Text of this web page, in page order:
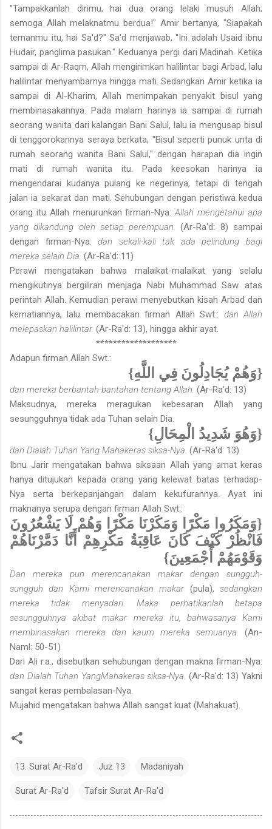
"Tampakkanlah dirimu, hai dua orang lelaki musuh Allah;
semoga Allah melaknatmu berdua!" Amir bertanya, "Siapakah
temanmu itu, hai Sa'd?" Sa'd menjawab, "Ini adalah Usaid ibnu
Hudair, panglima pasukan." Keduanya pergi dari Madinah. Ketika
sampai di Ar-Raqm, Allah mengirimkan halilintar bagi Arbad, lalu
halilintar menyambarnya hingga mati. Sedangkan Amir ketika ia
sampai di Al-Kharim, Allah menimpakan penyakit bisul yang
membinasakannya. Pada malam harinya ia sampai di rumah
seorang wanita dari kalangan Bani Salul, lalu ia mengusap bisul
di tenggorokannya seraya berkata, "Bisul seperti punuk unta di
rumah seorang wanita Bani Salul," dengan harapan dia ingin
mati di rumahwanita itu. Pada keesokan harinya ia
mengendarai kudanya pulang ke negerinya, tetapi di tengah
jalan ia sekarat dan mati. Sehubungan dengan peristiwa kedua
orang itu Allah menurunkan firman-Nya:Allah mengetahui apa
yang dikandung oleh setiap perempuan.(Ar-Ra'd: 8) sampai
dengan firman-Nya:dan sekali-kali tak ada pelindung bagi
mereka selain Dia. (Ar-Ra'd: 11)
Perawi mengatakan bahwa malaikat-malaikat yang selalu
mengikutinya bergiliran menjaga Nabi Muhammad Saw. atas
perintah Allah. Kemudian perawi menyebutkan kisah Arbad dan
kematiannya, lalu membacakan firman Allah Swt.: dan Allah
melepaskan halilintar. (Ar-Ra'd: 13), hingga akhir ayat.
*******************
Adapun firman Allah Swt.:
{وَهُمْ يُجَادِلُونَ فِي اللَّهِ}
dan mereka berbantah-bantahan tentang Allah. (Ar-Ra'd: 13)
Maksudnya, mereka meragukan kebesaran Allah yang
sesungguhnya tidak ada Tuhan selain Dia.
{وَهُوَ شَدِيدُ الْمِحَالِ}
dan Dialah Tuhan Yang Mahakeras siksa-Nya. (Ar-Ra'd: 13)
Ibnu Jarir mengatakan bahwa siksaan Allah yang amat keras
hanya ditujukan kepada orang yang kelewat batas terhadap-
Nya serta berkepanjangan dalam kekufurannya. Ayat ini
maknanya serupa dengan firman Allah Swt.:
{وَمَكَرُوا مَكْرًا وَمَكَرْنَا مَكْرًا وَهُمْ لَا يَشْعُرُونَ
فَانْظُرْ كَيْفَ كَانَ عَاقِبَةُ مَكْرِهِمْ أَنَّا دَمَّرْنَاهُمْ
وَقَوْمَهُمْ أَجْمَعِينَ}
Dan mereka pun merencanakan makar dengan sungguh-
sungguh dan Kami merencanakan makar (pula),sedangkan
mereka tidak menyadari. Maka perhatikanlah betapa
sesungguhnya akibat makar mereka itu, bahwasanya Kami
membinasakan mereka dan kaum mereka semuanya. (An-
Naml: 50-51)
Dari Ali r.a., disebutkan sehubungan dengan makna firman-Nya:
dan Dialah Tuhan YangMahakeras siksa-Nya. (Ar-Ra'd: 13) Yakni
sangat keras pembalasan-Nya.
Mujahid mengatakan bahwa Allah sangat kuat (Mahakuat).
13. Surat Ar-Ra'd Juz 13 Madaniyah
Surat Ar-Ra'd Tafsir Surat Ar-Ra'd